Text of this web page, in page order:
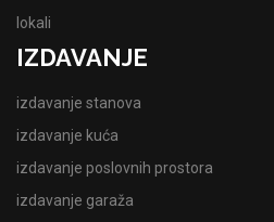
lokali
IZDAVANJE
izdavanje stanova
izdavanje kuća
izdavanje poslovnih prostora
izdavanje garaža